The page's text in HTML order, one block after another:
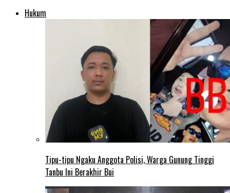
Hukum
Tipu-tipu Ngaku Anggota Polisi, Warga Gunung Tinggi
Tanbu Ini Berakhir Bui